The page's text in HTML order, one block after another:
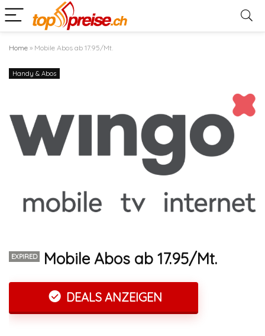
Home » Mobile Abos ab 17.95/Mt.
Handy & Abos
EXPIRED Mobile Abos ab 17.95/Mt.
DEALS ANZEIGEN